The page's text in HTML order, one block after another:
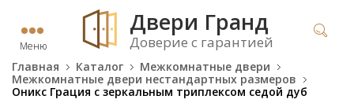
Меню
Двери Гранд
Доверие с гарантией
Главная Каталог
Межкомнатные двери
Межкомнатные двери нестандартных размеров
Оникс Грация с зеркальным триплексом седой дуб